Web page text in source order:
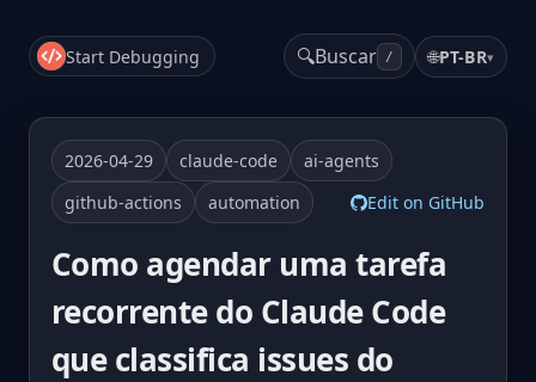
Start Debugging 🔍Buscar / 🌐PT-BR▾
2026-04-29 claude-code
ai-agents
github-actions
automation Edit on GitHub
Como agendar uma tarefa
recorrente do Claude Code
que classifica issues do